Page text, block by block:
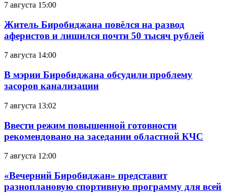
7 августа 15:00
Житель Биробиджана повёлся на развод
аферистов и лишился почти 50 тысяч рублей
7 августа 14:00
В мэрии Биробиджана обсудили проблему
засоров канализации
7 августа 13:02
Ввести режим повышенной готовности
рекомендовано на заседании областной КЧС
7 августа 12:00
«Вечерний Биробиджан» представит
разноплановую спортивную программу для всей